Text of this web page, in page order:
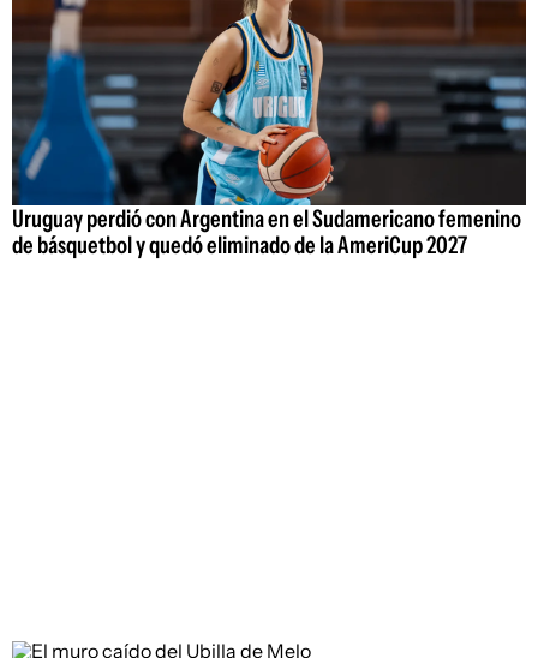
Uruguay perdió con Argentina en el Sudamericano femenino
de básquetbol y quedó eliminado de la AmeriCup 2027